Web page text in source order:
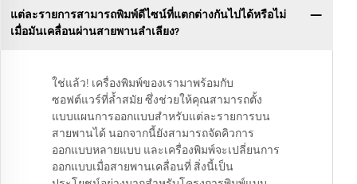
แต่ละรายการสามารถพิมพ์ดีไซน์ที่แตกต่างกันไปได้หรือไม่
เมื่อมันเคลื่อนผ่านสายพานลำเลียง?
ใช่แล้ว! เครื่องพิมพ์ของเรามาพร้อมกับ
ซอฟต์แวร์ที่ล้ำสมัย ซึ่งช่วยให้คุณสามารถตั้ง
แบบแผนการออกแบบสำหรับแต่ละรายการบน
สายพานได้ นอกจากนี้ยังสามารถจัดคิวการ
ออกแบบหลายแบบ และเครื่องพิมพ์จะเปลี่ยนการ
ออกแบบเมื่อสายพานเคลื่อนที่ สิ่งนี้เป็น